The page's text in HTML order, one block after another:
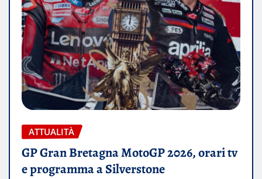
ATTUALITÀ
GP Gran Bretagna MotoGP 2026, orari tv
e programma a Silverstone